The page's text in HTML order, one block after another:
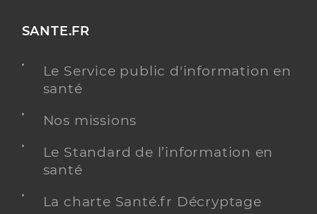
SANTE.FR
Le Service public d'information en
santé
Nos missions
Le Standard de l’information en
santé
La charte Santé.fr Décryptage